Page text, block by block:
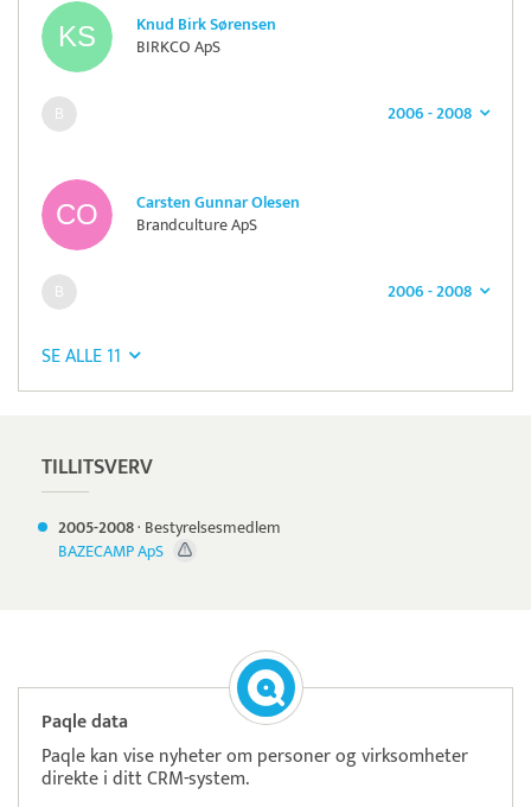
Knud Birk Sørensen
BIRKCO ApS
2006 - 2008
Carsten Gunnar Olesen
Brandculture ApS
2006 - 2008
SE ALLE 11
TILLITSVERV
2005-2008· Bestyrelsesmedlem
BAZECAMP ApS
Paqle data
Paqle kan vise nyheter om personer og virksomheter
direkte i ditt CRM-system.